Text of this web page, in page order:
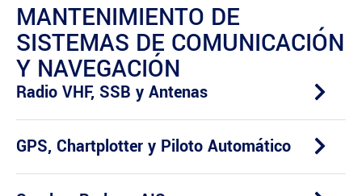
MANTENIMIENTO DE
SISTEMAS DE COMUNICACIÓN
Y NAVEGACIÓN
Radio VHF, SSB y Antenas
GPS, Chartplotter y Piloto Automático